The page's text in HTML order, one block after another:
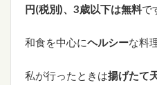
円(税別)、 3歳以下は無料で
和食を中心にヘルシーな料
私が行ったときは揚げたて